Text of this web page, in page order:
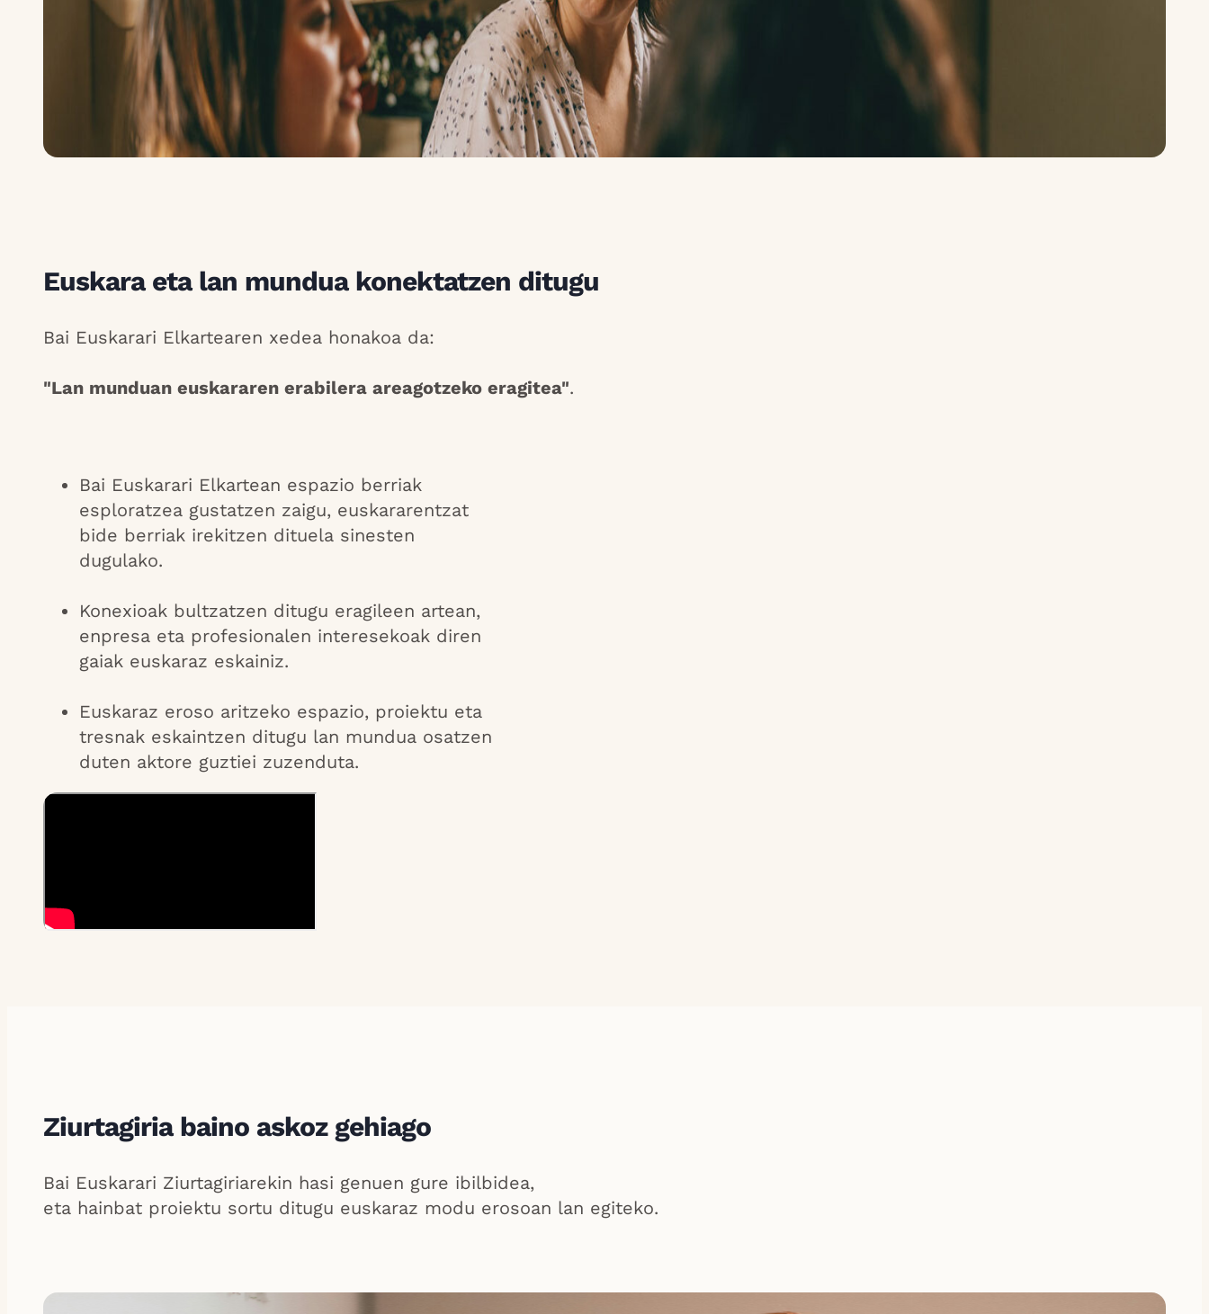
EN
FR
ES
Euskara eta lan mundua konektatzen ditugu
Bai Euskarari Elkartearen xedea honakoa da:
"Lan munduan euskararen erabilera areagotzeko eragitea".
Bai Euskarari Elkartean espazio berriak
esploratzea gustatzen zaigu, euskararentzat
bide berriak irekitzen dituela sinesten
dugulako.
Konexioak bultzatzen ditugu eragileen artean,
enpresa eta profesionalen interesekoak diren
gaiak euskaraz eskainiz.
Euskaraz eroso aritzeko espazio, proiektu eta
tresnak eskaintzen ditugu lan mundua osatzen
duten aktore guztiei zuzenduta.
Ziurtagiria baino askoz gehiago
Bai Euskarari Ziurtagiriarekin hasi genuen gure ibilbidea,
eta hainbat proiektu sortu ditugu euskaraz modu erosoan lan egiteko.